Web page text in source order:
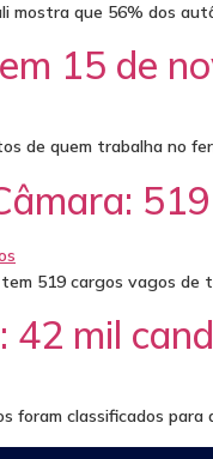
mostra que 56% dos
15 de
de quem trabalha no
519 cargos vagos de
42 mil
foram classificados